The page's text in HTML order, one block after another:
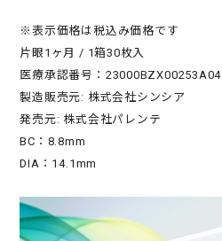
※表示価格は税込み価格です
片眼1ヶ月 / 1箱30枚入
医療承認番号：23000BZX00253A04
製造販売元: 株式会社シンシア
発売元: 株式会社パレンテ
BC：8.8mm
DIA：14.1mm